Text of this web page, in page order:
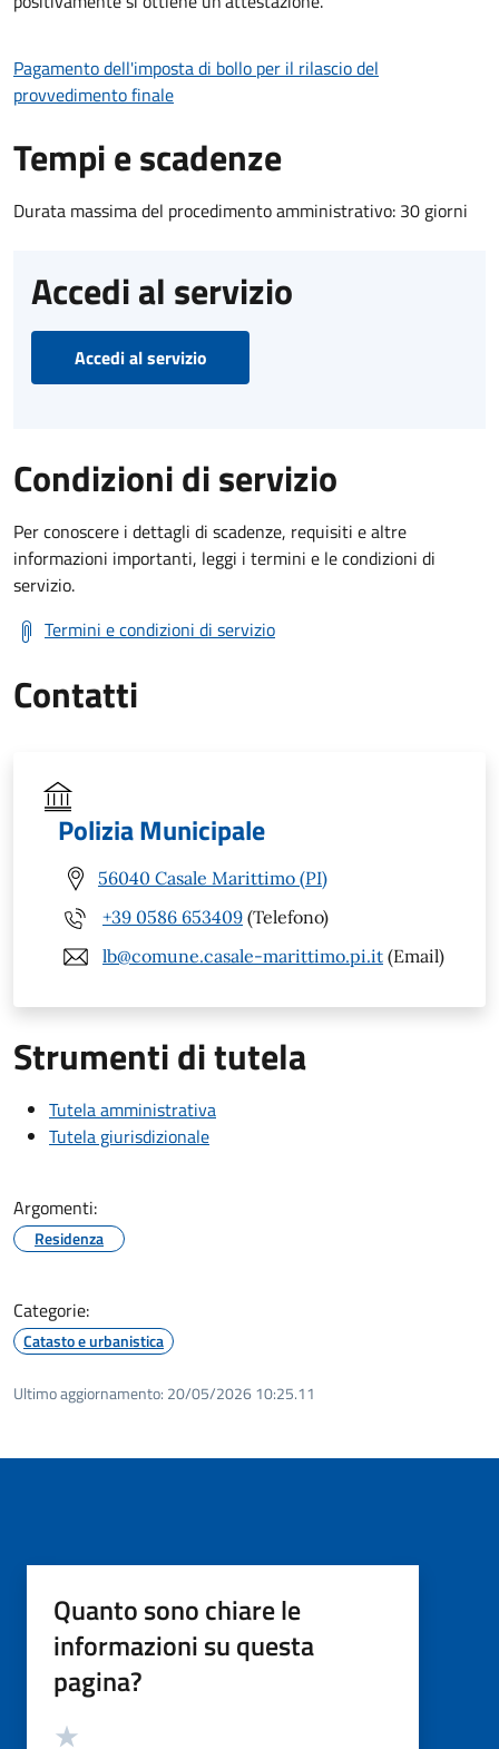
Pagamento dell'imposta di bollo per il rilascio del
provvedimento finale
Tempi e scadenze
Durata massima del procedimento amministrativo: 30 giorni
Accedi al servizio
Accedi al servizio
Condizioni di servizio
Per conoscere i dettagli di scadenze, requisiti e altre
informazioni importanti, leggi i termini e le condizioni di
servizio.
Termini e condizioni di servizio
Contatti
Polizia Municipale
56040 Casale Marittimo (PI)
+39 0586 653409 (Telefono)
lb@comune.casale-marittimo.pi.it (Email)
Strumenti di tutela
Tutela amministrativa
Tutela giurisdizionale
Argomenti:
Residenza
Categorie:
Catasto e urbanistica
Ultimo aggiornamento: 20/05/2026 10:25.11
Quanto sono chiare le
informazioni su questa
pagina?
Valutazione